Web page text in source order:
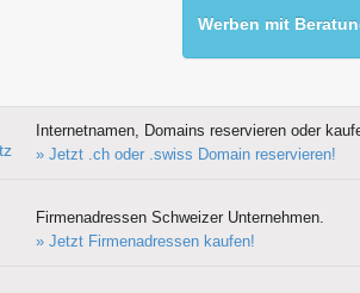
Werben mit
Internetnamen, Domains reservieren oder
» Jetzt .ch oder .swiss Domain reservieren!
Firmenadressen Schweizer Unternehmen.
» Jetzt Firmenadressen kaufen!